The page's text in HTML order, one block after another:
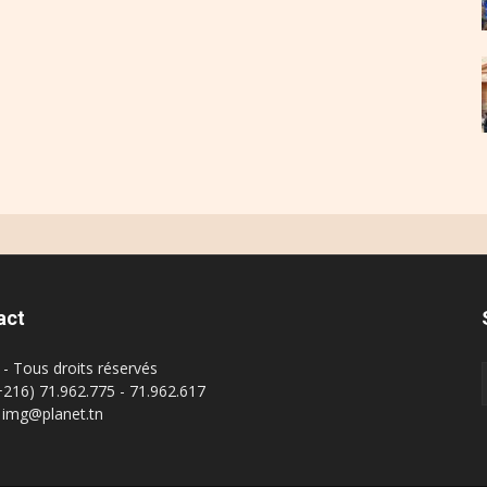
Tous droits réservés
71.962.775 - 71.962.617